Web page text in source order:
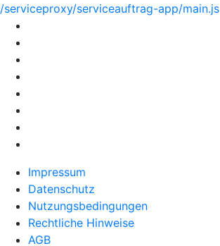
/serviceproxy/serviceauftrag-app/main.js
Impressum
Datenschutz
Nutzungsbedingungen
Rechtliche Hinweise
AGB